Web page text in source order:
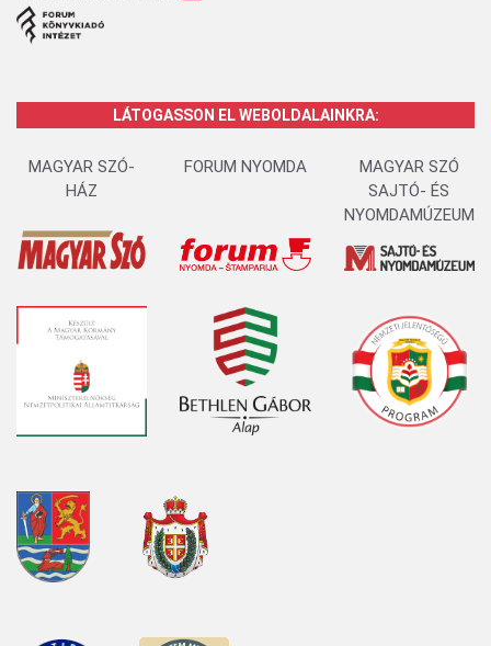
LÁTOGASSON EL WEBOLDALAINKRA:
MAGYAR SZÓ-
HÁZ
FORUM NYOMDA
MAGYAR SZÓ
SAJTÓ- ÉS
NYOMDAMÚZEUM